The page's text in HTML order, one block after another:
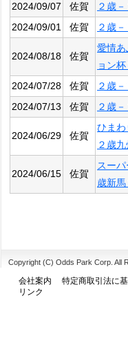
2024/09/07
佐賀 ２歳
2024/09/01
佐賀 ２歳
2024/08/18 佐賀
愛情
ョン
2024/07/28 佐賀 ２歳
2024/07/13
佐賀 ２歳
2024/06/29 佐賀
ひま
２歳
2024/06/15 佐賀
スー
歳新
Copyright (C) Odds Park Corp. All
会社案内 特定商取引法に
リンク